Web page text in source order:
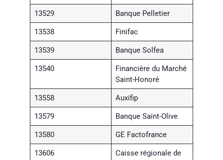
13529 Banque Pelletier
13538 Finifac
13539 Banque Solfea
13540
Financière du Marché
Saint-Honoré
13558 Auxifip
13579 Banque Saint-Olive
13580 GE Factofrance
13606
Caisse régionale de